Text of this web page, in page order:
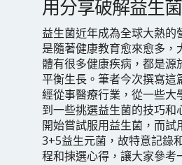
用分享破解益生
益生菌近年成為全球大熱的
是隨著健康教育愈來愈多，
體有很多健康疾病，都是源
平衡生長。筆者今次撰寫這
經從事醫療行業，從一些大
到一些挑選益生菌的技巧和
開始嘗試服用益生菌，而
3+5益生元菌，故特意記錄
程和揀選心得，讓大家參考